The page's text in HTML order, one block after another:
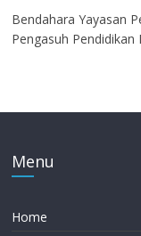
Bendahara Yayasan
Pengasuh Pendidikan
Menu
Home